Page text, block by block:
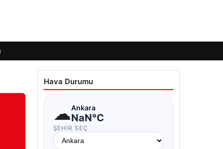
Hava Durumu
☁Ankara
NaN°C
ŞEHIR SEÇ